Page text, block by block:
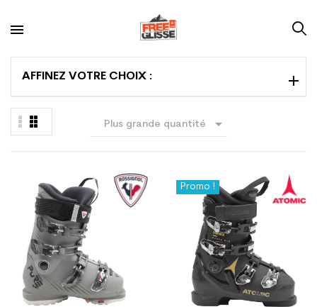
AFFINEZ VOTRE CHOIX :
Plus grande quantité 
Promo !